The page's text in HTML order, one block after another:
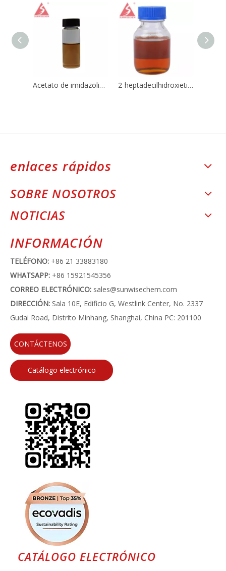
Acetato de imidazolina CAS 68140-11-4 Inhibidor de corrosión en campos petrolíferos para agua y oleoductos anticorrosión 2-heptadecilhidroxietilimidazolina CAS 95-19-2
enlaces rápidos
SOBRE NOSOTROS
NOTICIAS
INFORMACIÓN
TELÉFONO: +86 21 33883180
WHATSAPP: +86 15921545356
CORREO ELECTRÓNICO: sales@sunwisechem.com
DIRECCIÓN: Sala 10E, Edificio G, Westlink Center, No. 2337
Gudai Road, Distrito Minhang, Shanghai, China PC: 201100
CONTÁCTENOS
Catálogo electrónico
CATÁLOGO ELECTRÓNICO